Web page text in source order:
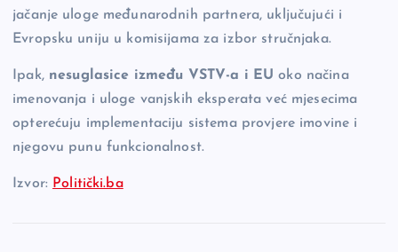
jačanje uloge međunarodnih partnera, uključujući i
Evropsku uniju u komisijama za izbor stručnjaka.
Ipak, nesuglasice između VSTV-a i EU oko načina
imenovanja i uloge vanjskih eksperata već mjesecima
opterećuju implementaciju sistema provjere imovine i
njegovu punu funkcionalnost.
Izvor: Politički.ba